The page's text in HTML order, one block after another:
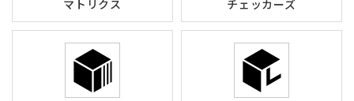
マトリクス チェッカーズ